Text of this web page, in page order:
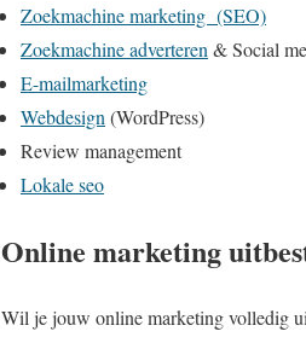
Zoekmachine marketing (SEO)
Zoekmachine adverteren& Social
E-mailmarketing
Webdesign(WordPress)
Review management
Lokale seo
Online marketing
Wil je jouw online marketing volledig